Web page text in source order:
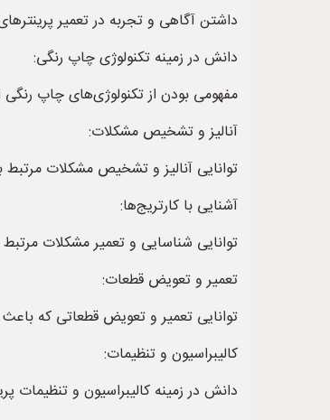
داشتن آگاهی و تجربه در تعمیر
دانش در زمینه تکنولوژی چاپ رنگی:
مفهومی بودن از تکنولوژی‌های چاپ رنگی
آنالیز و تشخیص مشکلات:
توانایی آنالیز و تشخیص مشکلات مرتبط
آشنایی با کارتریج‌ها:
توانایی شناسایی و تعمیر مشکلات
تعمیر و تعویض قطعات:
توانایی تعمیر و تعویض قطعاتی که
کالیبراسیون و تنظیمات:
دانش در زمینه کالیبراسیون و تنظیمات